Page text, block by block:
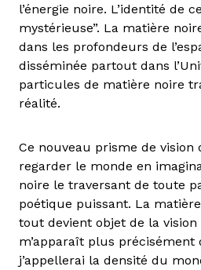
l’énergie noire. L’identité de
mystérieuse”. La matière
dans les profondeurs de
disséminée partout dans
particules de matière noire
réalité.
Ce nouveau prisme de vision
regarder le monde en
noire le traversant de toute
poétique puissant. La
tout devient objet de la
m’apparaît plus précisément
j’appellerai la densité du